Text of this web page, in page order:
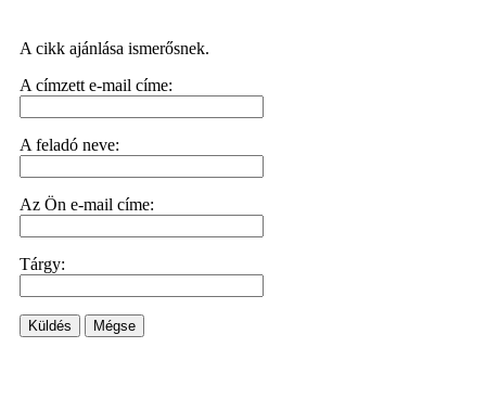
A cikk ajánlása ismerősnek.
A címzett e-mail címe:
A feladó neve:
Az Ön e-mail címe:
Tárgy:
Küldés Mégse